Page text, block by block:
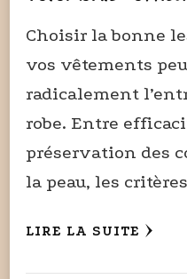
Choisir la bonne
vos vêtements
radicalement
robe. Entre
préservation des
la peau, les
LIRE LA SUITE